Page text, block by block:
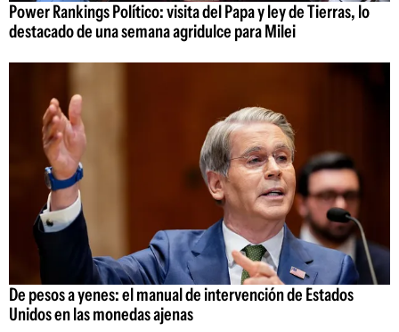
Power Rankings Político: visita del Papa y ley de Tierras, lo
destacado de una semana agridulce para Milei
De pesos a yenes: el manual de intervención de Estados
Unidos en las monedas ajenas